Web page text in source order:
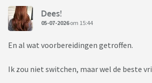
Dees!
05-07-2026om 15:44
En al wat voorbereidingen getroffen.
Ik zou niet switchen, maar wel de beste